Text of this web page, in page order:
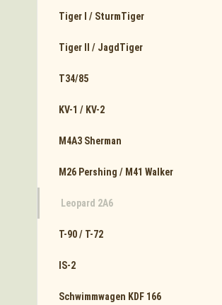
Tiger I / SturmTiger
Tiger II / JagdTiger
T34/85
KV-1 / KV-2
M4A3 Sherman
M26 Pershing / M41 Walker
Leopard 2A6
T-90 / T-72
IS-2
Schwimmwagen KDF 166